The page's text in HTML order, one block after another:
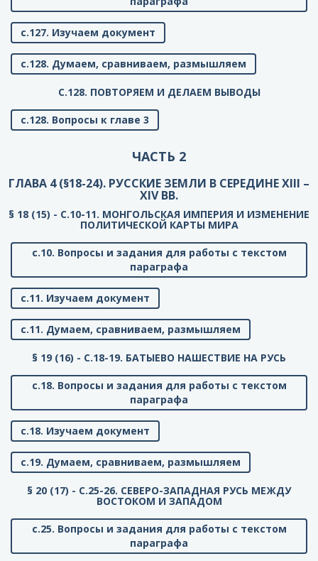
с.127. Изучаем документ
с.128. Думаем, сравниваем, размышляем
C.128. ПОВТОРЯЕМ И ДЕЛАЕМ ВЫВОДЫ
с.128. Вопросы к главе 3
ЧАСТЬ 2
ГЛАВА 4 (§18-24). РУССКИЕ ЗЕМЛИ В СЕРЕДИНЕ XIII –
XIV ВВ.
§ 18 (15) - C.10-11. МОНГОЛЬСКАЯ ИМПЕРИЯ И ИЗМЕНЕНИЕ
ПОЛИТИЧЕСКОЙ КАРТЫ МИРА
с.10. Вопросы и задания для работы с текстом
параграфа
с.11. Изучаем документ
с.11. Думаем, сравниваем, размышляем
§ 19 (16) - C.18-19. БАТЫЕВО НАШЕСТВИЕ НА РУСЬ
с.18. Вопросы и задания для работы с текстом
параграфа
с.18. Изучаем документ
с.19. Думаем, сравниваем, размышляем
§ 20 (17) - C.25-26. СЕВЕРО-ЗАПАДНАЯ РУСЬ МЕЖДУ
ВОСТОКОМ И ЗАПАДОМ
с.25. Вопросы и задания для работы с текстом
параграфа